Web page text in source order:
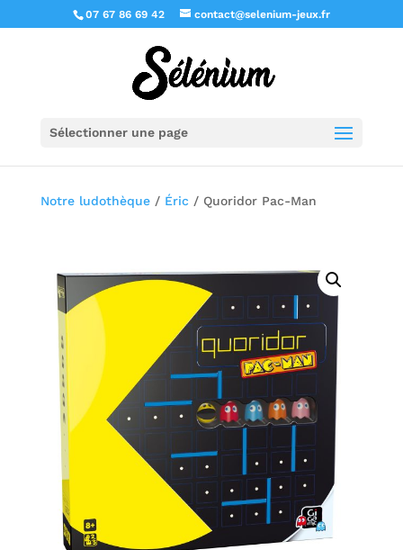
07 67 86 69 42 contact@selenium-jeux.fr
Sélectionner une page
Notre ludothèque/ Éric / Quoridor Pac-Man